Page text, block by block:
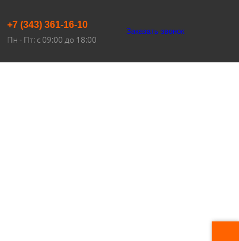
+7 (343) 361-16-10
Пн - Пт: с 09:00 до 18:00
Заказать звонок